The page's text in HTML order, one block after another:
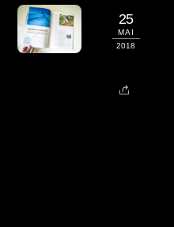
25
MAI
2018